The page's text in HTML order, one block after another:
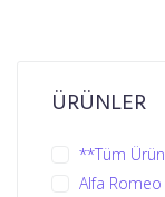
ÜRÜNLER
**Tüm
Alfa Romeo